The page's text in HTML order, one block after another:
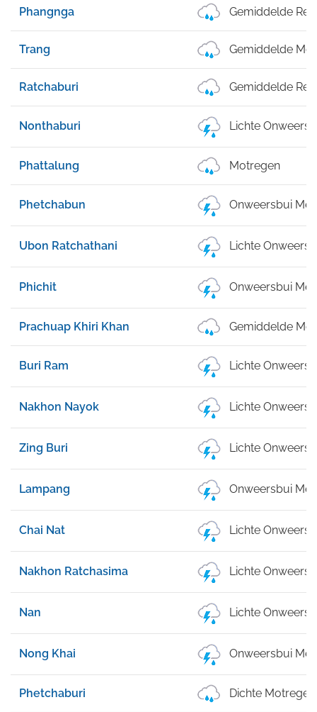
Phangnga Gemiddelde
Trang Gemiddelde
Ratchaburi Gemiddelde
Nonthaburi Lichte
Phattalung Motregen
Phetchabun Onweersbui
Ubon Ratchathani Lichte
Phichit Onweersbui
Prachuap Khiri Khan Gemiddelde
Buri Ram Lichte
Nakhon Nayok Lichte
Zing Buri Lichte
Lampang Onweersbui
Chai Nat Lichte
Nakhon Ratchasima Lichte
Nan Lichte
Nong Khai Onweersbui
Phetchaburi Dichte Motregen